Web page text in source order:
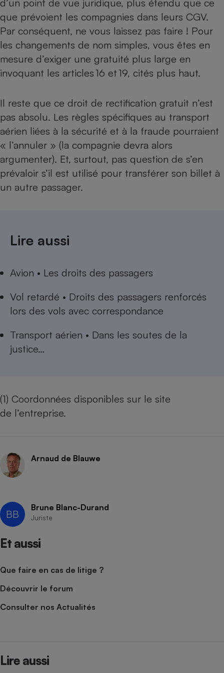
d’un point de vue juridique, plus étendu que ce
que prévoient les compagnies dans leurs CGV.
Par conséquent, ne vous laissez pas faire ! Pour
les changements de nom simples, vous êtes en
mesure d’exiger une gratuité plus large en
invoquant les articles 16 et 19, cités plus haut.
Il reste que ce droit de rectification gratuit n’est
pas absolu. Les règles spécifiques au transport
aérien liées à la sécurité et à la fraude pourraient
« l’annuler » (la compagnie devra alors
argumenter). Et, surtout, pas question de s’en
prévaloir s’il est utilisé pour transférer son billet à
un autre passager.
Lire aussi
Avion • Les droits des passagers
Vol retardé • Droits des passagers renforcés
lors des vols avec correspondance
Transport aérien • Dans les soutes de la
justice…
(1) Coordonnées disponibles sur le site
de l’entreprise.
Arnaud de Blauwe
BB
Brune Blanc-Durand
Juriste
Et aussi
Que faire en cas de litige ?
Découvrir le forum
Consulter nos Actualités
Lire aussi